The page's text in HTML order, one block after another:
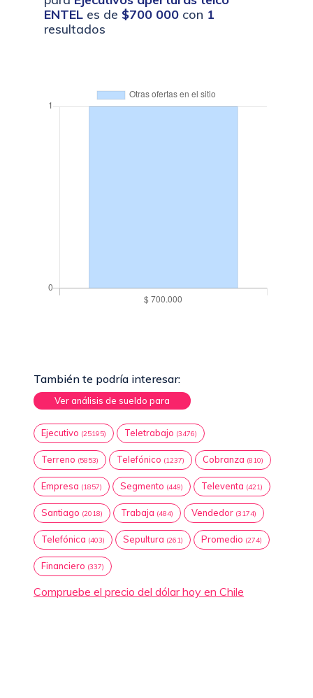
ENTEL es de $700 000 con 1
resultados
También te podría interesar:
Ver análisis de sueldo para
Ejecutivo (25195) Teletrabajo (3476)
Terreno (5853) Telefónico (1237) Cobranza (810)
Empresa (1857) Segmento (449) Televenta (421)
Santiago (2018) Trabaja (484) Vendedor (3174)
Telefónica (403) Sepultura (261) Promedio (274)
Financiero (337)
Compruebe el precio del dólar hoy en Chile